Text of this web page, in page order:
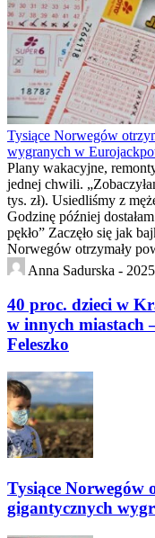
Tysiące Norwegów
wygranych w
Plany wakacyjne,
jednej chwili.
tys. zł). Usiedliśmy z
Godzinę później
pękło” Zaczęło się jak
Norwegów otrzymały
Anna Sadurska -
40 proc. dzieci w
w innych miastach
Feleszko
Tysiące Norwegów
gigantycznych